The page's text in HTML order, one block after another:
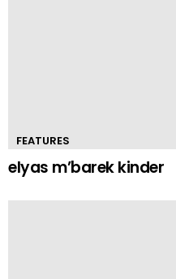
FEATURES
elyas m’barek kinder